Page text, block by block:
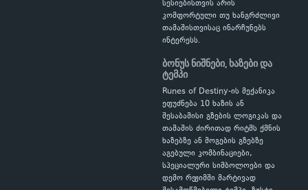
სესიებისთვის არის
კომფორტული თუ ხანგრძლივი
თამაშისთვისაც ინარჩუნებს
ინტერესს.
ბონუს ნიშნები, ხაზები და
ტემპი
Runes of Destiny-ის მექანიკა
ეფუძნება 10 ხაზის ან
შესაბამისი გზების ლოგიკას და
თამაშის ძირითად რიტმს ქმნის
ხაზებზე ან მოგების გზებზე
აგებული კომბინაციები,
სპეციალური სიმბოლოები და
დემო რეჟიმში მარტივად